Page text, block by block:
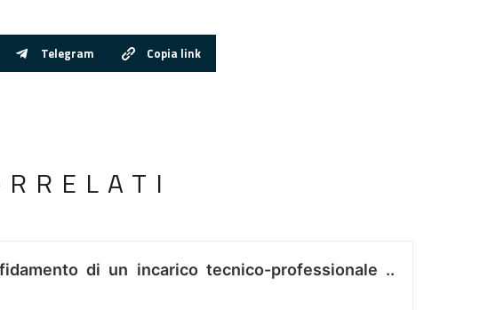
Telegram Copia link
di un incarico tecnico-professionale ..